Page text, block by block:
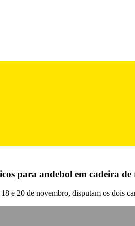
para andebol em cadeira de
e 20 de novembro, disputam os dois